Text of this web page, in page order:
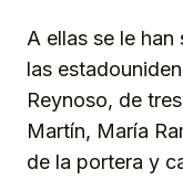
A ellas se le
las
Reynoso, de
Martín, María
de la portera y